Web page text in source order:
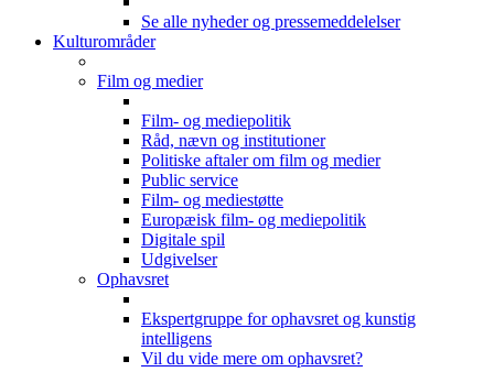
Se alle nyheder og pressemeddelelser
Kulturområder
Film og medier
Film- og mediepolitik
Råd, nævn og institutioner
Politiske aftaler om film og medier
Public service
Film- og mediestøtte
Europæisk film- og mediepolitik
Digitale spil
Udgivelser
Ophavsret
Ekspertgruppe for ophavsret og kunstig
intelligens
Vil du vide mere om ophavsret?